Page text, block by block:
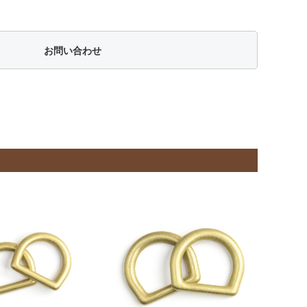
お問い合わせ